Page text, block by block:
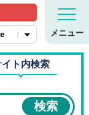
ームページ
メニュー
イト内検索